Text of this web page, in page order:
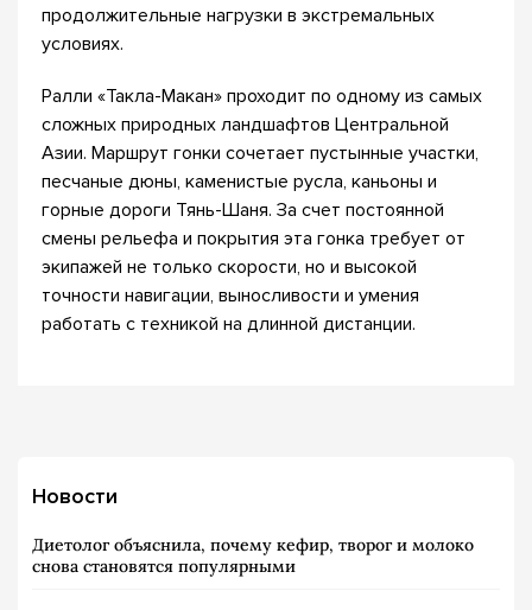
продолжительные нагрузки в экстремальных
условиях.
Ралли «Такла-Макан» проходит по одному из самых
сложных природных ландшафтов Центральной
Азии. Маршрут гонки сочетает пустынные участки,
песчаные дюны, каменистые русла, каньоны и
горные дороги Тянь-Шаня. За счет постоянной
смены рельефа и покрытия эта гонка требует от
экипажей не только скорости, но и высокой
точности навигации, выносливости и умения
работать с техникой на длинной дистанции.
Новости
Диетолог объяснила, почему кефир, творог и молоко
снова становятся популярными